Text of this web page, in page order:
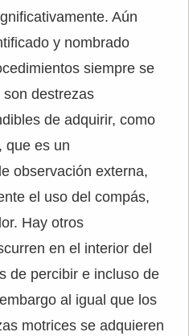
Aún
y nombrado
siempre se
destrezas
de adquirir, como
que es un
observación externa,
el uso del compás,
Hay otros
en el interior del
de percibir e incluso de
al igual que los
motrices se adquieren